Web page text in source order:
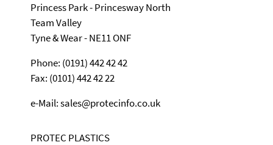
Princess Park - Princesway North
Team Valley
Tyne & Wear - NE11 ONF
Phone: (0191) 442 42 42
Fax: (0101) 442 42 22
e-Mail: sales@protecinfo.co.uk
PROTEC PLASTICS